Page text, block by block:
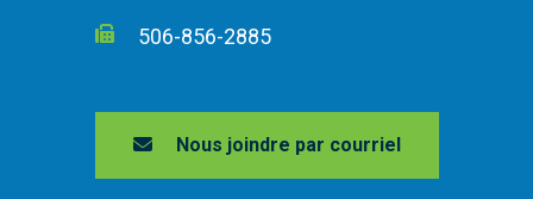
506-856-2885
Nous joindre par courriel